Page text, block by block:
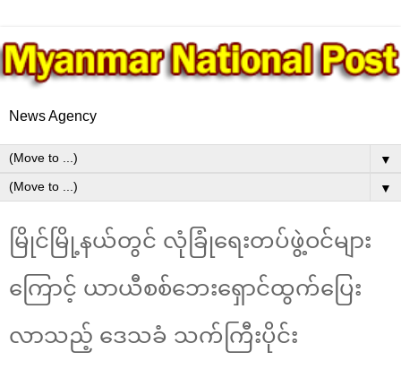
News Agency
▼
▼
မြိုင်မြို့နယ်တွင် လုံခြုံရေးတပ်ဖွဲ့ဝင်များ
ကြောင့် ယာယီစစ်ဘေးရှောင်ထွက်ပြေး
လာသည့် ဒေသခံ သက်ကြီးပိုင်း